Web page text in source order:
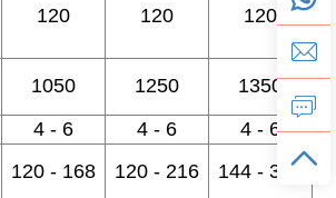
120 120 120
1050 1250
1350
4 - 6 4 - 6
4 - 6
120 - 168 120 - 216 144 - 300